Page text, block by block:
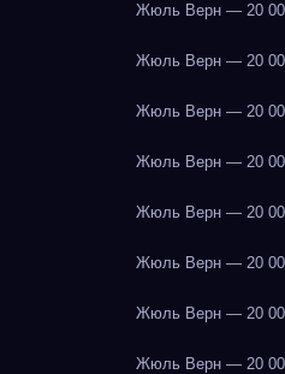
Жюль Верн — 20
Жюль Верн — 20
Жюль Верн — 20
Жюль Верн — 20
Жюль Верн — 20
Жюль Верн — 20
Жюль Верн — 20
Жюль Верн — 20